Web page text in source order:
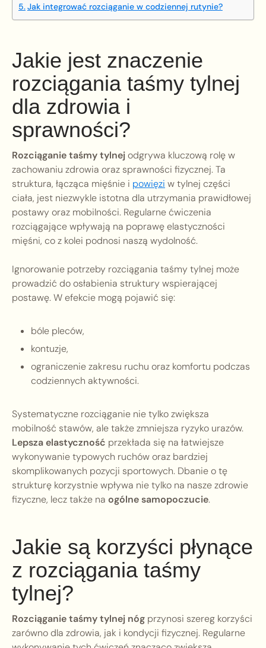
Jak integrować rozciąganie w codziennej rutynie?
Jakie jest znaczenie
rozciągania taśmy tylnej
dla zdrowia i
sprawności?
Rozciąganie taśmy tylnejodgrywa kluczową rolę w
zachowaniu zdrowia oraz sprawności fizycznej. Ta
struktura, łącząca mięśnie i powięzi w tylnej części
ciała, jest niezwykle istotna dla utrzymania prawidłowej
postawy oraz mobilności. Regularne ćwiczenia
rozciągające wpływają na poprawę elastyczności
mięśni, co z kolei podnosi naszą wydolność.
Ignorowanie potrzeby rozciągania taśmy tylnej może
prowadzić do osłabienia struktury wspierającej
postawę. W efekcie mogą pojawić się:
bóle pleców,
kontuzje,
ograniczenie zakresu ruchu oraz komfortu podczas
codziennych aktywności.
Systematyczne rozciąganie nie tylko zwiększa
mobilność stawów, ale także zmniejsza ryzyko urazów.
Lepsza elastyczność przekłada się na łatwiejsze
wykonywanie typowych ruchów oraz bardziej
skomplikowanych pozycji sportowych. Dbanie o tę
strukturę korzystnie wpływa nie tylko na nasze zdrowie
fizyczne, lecz także na ogólne samopoczucie.
Jakie są korzyści płynące
z rozciągania taśmy
tylnej?
Rozciąganie taśmy tylnej nóg przynosi szereg korzyści
zarówno dla zdrowia, jak i kondycji fizycznej. Regularne